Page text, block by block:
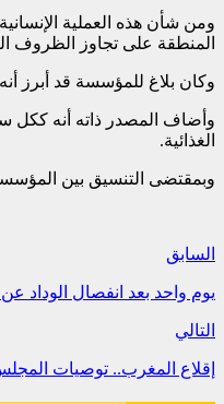
ومن شأن هذه العملية
المنطقة على تجاوز الظروف
وكان بلاغ للمؤسسة قد أبرز
وأضاف المصدر ذاته أنه ككل
الغذائية.
وبمقتضى التنسيق بين
السابق
يوم واحد بعد انفصال الوداد
التالي
إقلاع المغرب.. توصيات